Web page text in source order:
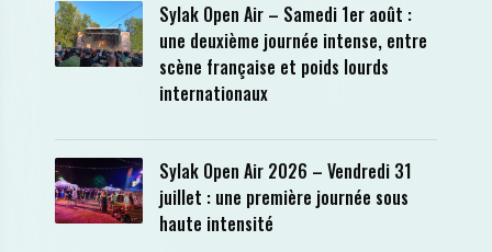
Sylak Open Air – Samedi 1er août :
une deuxième journée intense, entre
scène française et poids lourds
internationaux
Sylak Open Air 2026 – Vendredi 31
juillet : une première journée sous
haute intensité